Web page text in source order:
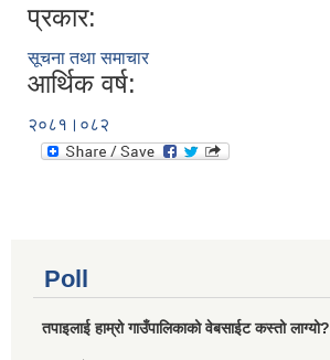
प्रकार:
सूचना तथा समाचार
आर्थिक वर्ष:
२०८१।०८२
Poll
तपाइलाई हाम्रो गाउँपालिकाको वेबसाईट कस्तो लाग्यो?